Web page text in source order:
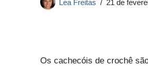
Lea Freitas 21 de
Os cachecóis de crochê